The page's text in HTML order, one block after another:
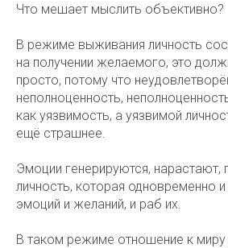
Что мешает мыслить объективно?
В режиме выживания личность
на получении желаемого, это
просто, потому что
неполноценность,
как уязвимость, а уязвимой
ещё страшнее.
Эмоции генерируются, нарастают,
личность, которая одновременно и
эмоций и желаний, и раб их.
В таком режиме отношение к миру